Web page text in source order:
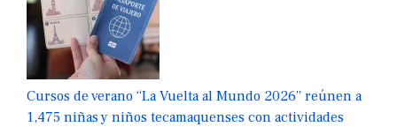
Cursos de verano “La Vuelta al Mundo 2026” reúnen a
1,475 niñas y niños tecamaquenses con actividades